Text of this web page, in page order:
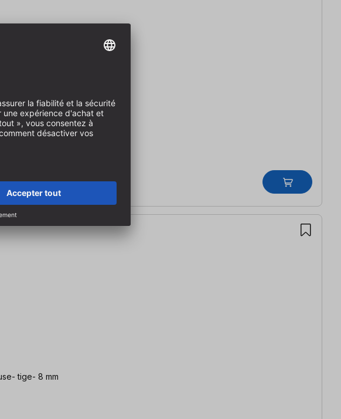
à queue 1/4" (6,35m mm)
tige- 8 mm